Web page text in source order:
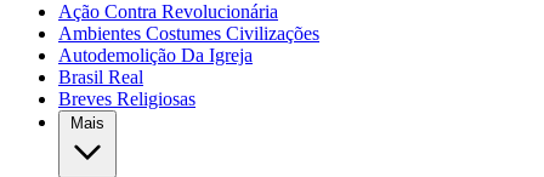
Ação Contra Revolucionária
Ambientes Costumes Civilizações
Autodemolição Da Igreja
Brasil Real
Breves Religiosas
Mais